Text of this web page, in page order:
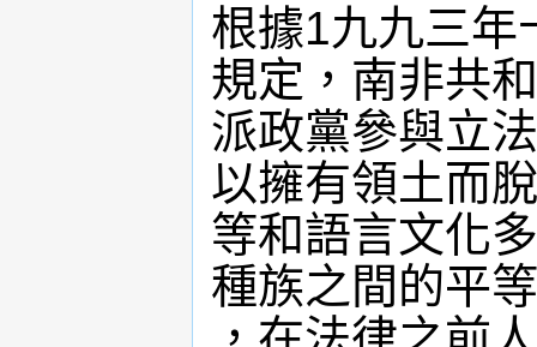
根據1九九三年
規定，南非共
派政黨參與立
以擁有領土而
等和語言文化
種族之間的平